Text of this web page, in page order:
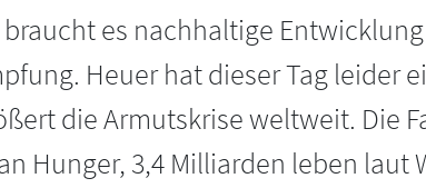
es nachhaltige
Heuer hat dieser Tag leider
die Armutskrise weltweit. Die
Hunger, 3,4 Milliarden leben laut